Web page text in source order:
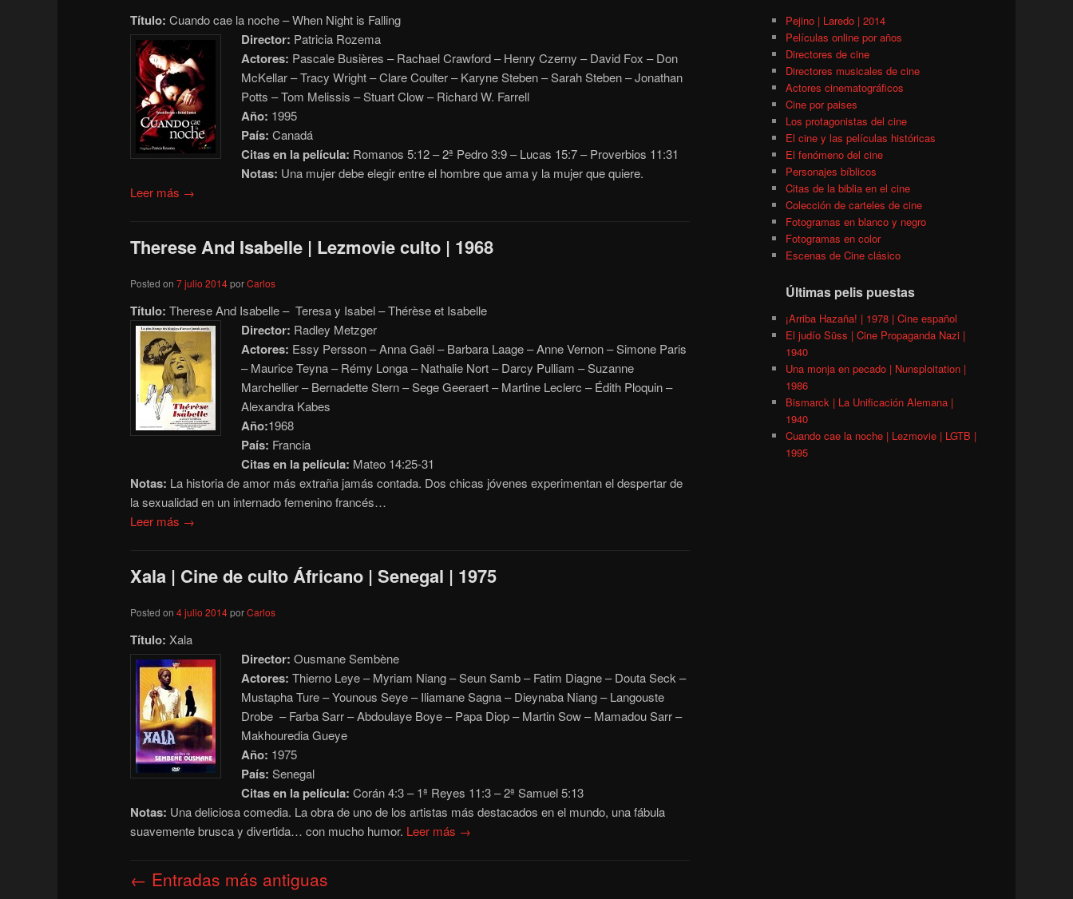
Título: Cuando cae la noche – When Night is Falling
Director: Patricia Rozema
Actores: Pascale Busières – Rachael Crawford – Henry Czerny – David Fox – Don
McKellar – Tracy Wright – Clare Coulter – Karyne Steben – Sarah Steben – Jonathan
Potts – Tom Melissis – Stuart Clow – Richard W. Farrell
Año: 1995
País: Canadá
Citas en la película: Romanos 5:12 – 2ª Pedro 3:9 – Lucas 15:7 – Proverbios 11:31
Notas: Una mujer debe elegir entre el hombre que ama y la mujer que quiere.
Leer más →
Therese And Isabelle | Lezmovie culto | 1968
Posted on7 julio 2014porCarlos
Título: Therese And Isabelle – Teresa y Isabel – Thérèse et Isabelle
Director: Radley Metzger
Actores: Essy Persson – Anna Gaël – Barbara Laage – Anne Vernon – Simone Paris
– Maurice Teyna – Rémy Longa – Nathalie Nort – Darcy Pulliam – Suzanne
Marchellier – Bernadette Stern – Sege Geeraert – Martine Leclerc – Édith Ploquin –
Alexandra Kabes
Año:1968
País: Francia
Citas en la película: Mateo 14:25-31
Notas: La historia de amor más extraña jamás contada. Dos chicas jóvenes experimentan el despertar de
la sexualidad en un internado femenino francés…
Leer más →
Xala | Cine de culto Áfricano | Senegal | 1975
Posted on4 julio 2014porCarlos
Título: Xala
Director: Ousmane Sembène
Actores: Thierno Leye – Myriam Niang – Seun Samb – Fatim Diagne – Douta Seck –
Mustapha Ture – Younous Seye – Iliamane Sagna – Dieynaba Niang – Langouste
Drobe – Farba Sarr – Abdoulaye Boye – Papa Diop – Martin Sow – Mamadou Sarr –
Makhouredia Gueye
Año: 1975
País: Senegal
Citas en la película: Corán 4:3 – 1ª Reyes 11:3 – 2ª Samuel 5:13
Notas: Una deliciosa comedia. La obra de uno de los artistas más destacados en el mundo, una fábula
suavemente brusca y divertida… con mucho humor. Leer más →
Navegación
de
← Entradas más antiguas
Pejino | Laredo | 2014
Películas online por años
Directores de cine
Directores musicales de cine
Actores cinematográficos
Cine por paises
Los protagonistas del cine
El cine y las películas históricas
El fenómeno del cine
Personajes bíblicos
Citas de la biblia en el cine
Colección de carteles de cine
Fotogramas en blanco y negro
Fotogramas en color
Escenas de Cine clásico
Últimas pelis puestas
¡Arriba Hazaña! | 1978 | Cine español
El judío Süss | Cine Propaganda Nazi |
1940
Una monja en pecado | Nunsploitation |
1986
Bismarck | La Unificación Alemana |
1940
Cuando cae la noche | Lezmovie | LGTB |
1995